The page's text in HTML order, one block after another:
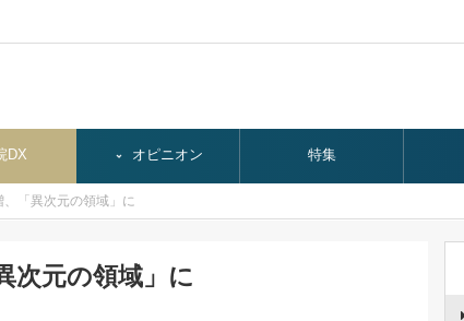
DX オピニオン 特集
「異次元の領域」に
次元の領域」に